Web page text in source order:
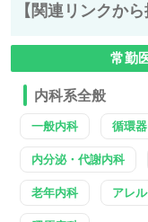
【関連リンクから
常勤
内科系全般
一般内科 循環
内分泌・代謝内科
老年内科 アレ